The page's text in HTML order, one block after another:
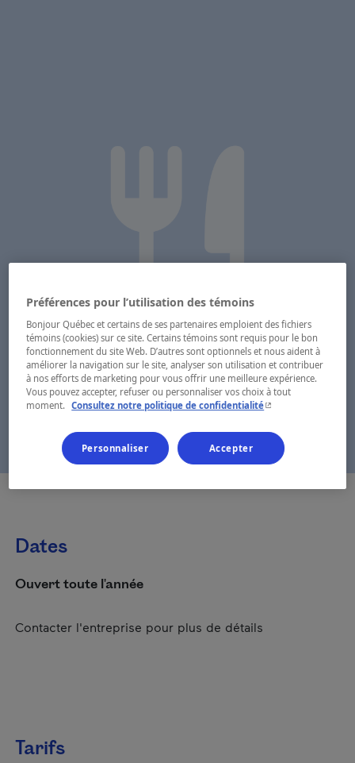
Dates
Ouvert toute l'année
Contacter l'entreprise pour plus de détails
Tarifs
Préférences pour l’utilisation des témoins
Bonjour Québec et certains de ses partenaires emploient des fichiers
témoins (cookies) sur ce site. Certains témoins sont requis pour le bon
fonctionnement du site Web. D’autres sont optionnels et nous aident à
améliorer la navigation sur le site, analyser son utilisation et contribuer
à nos efforts de marketing pour vous offrir une meilleure expérience.
Vous pouvez accepter, refuser ou personnaliser vos choix à tout
moment. Consultez notre politique de confidentialité- Cet hyperlien
Personnaliser Accepter